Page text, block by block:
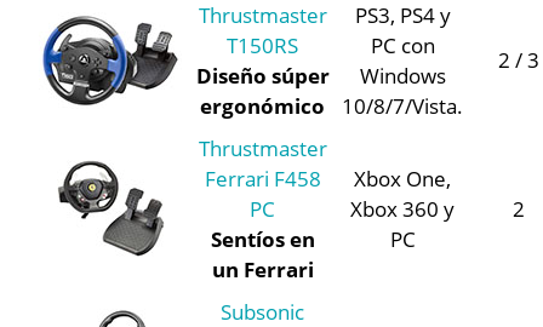
Thrustmaster
T150RS
Diseño súper
ergonómico
PS3, PS4 y
PC con
Windows
10/8/7/Vista.
2 / 3
Thrustmaster
Ferrari F458
PC
Sentíos en
un Ferrari
Xbox One,
Xbox 360 y
PC
2
Subsonic